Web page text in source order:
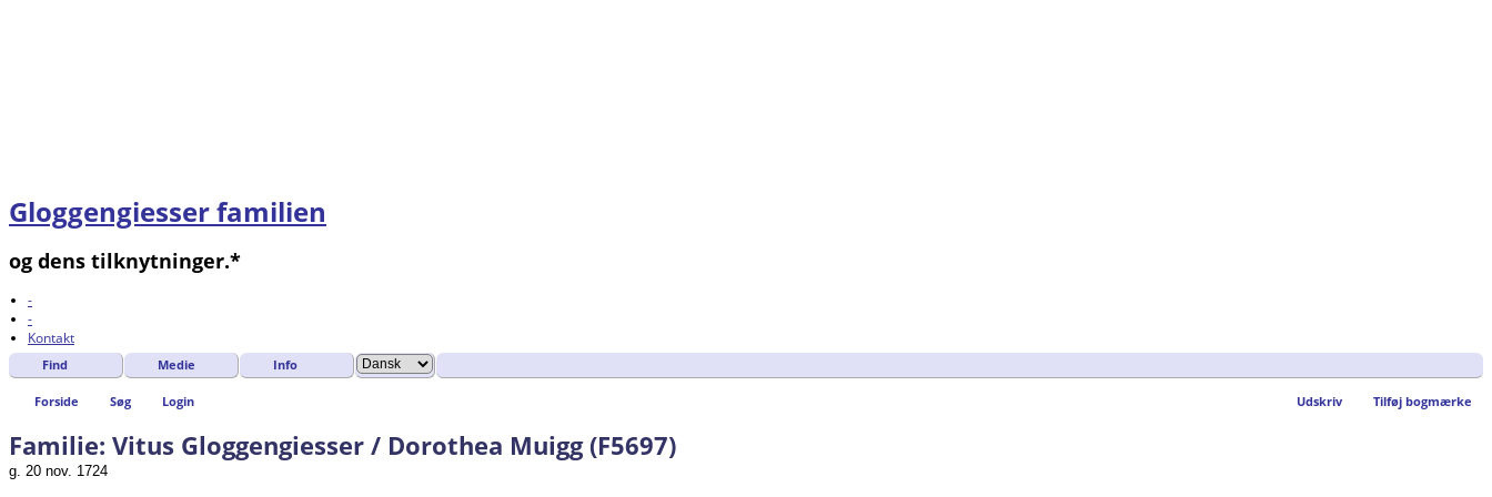
Gloggengiesser familien
og dens tilknytninger.*
-
-
Kontakt
Find Medie Info
Forside Søg Login Udskriv Tilføj bogmærke
Familie: Vitus Gloggengiesser / Dorothea Muigg (F5697)
g. 20 nov. 1724